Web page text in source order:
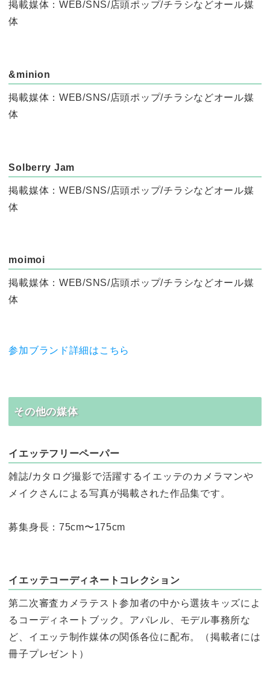
掲載媒体：WEB/SNS/店頭ポップ/チラシなどオール媒
体
&minion
掲載媒体：WEB/SNS/店頭ポップ/チラシなどオール媒
体
Solberry Jam
掲載媒体：WEB/SNS/店頭ポップ/チラシなどオール媒
体
moimoi
掲載媒体：WEB/SNS/店頭ポップ/チラシなどオール媒
体
参加ブランド詳細はこちら
その他の媒体
イエッテフリーペーパー
雑誌/カタログ撮影で活躍するイエッテのカメラマンや
メイクさんによる写真が掲載された作品集です。
募集身長：75cm〜175cm
イエッテコーディネートコレクション
第二次審査カメラテスト参加者の中から選抜キッズによ
るコーディネートブック。アパレル、モデル事務所な
ど、イエッテ制作媒体の関係各位に配布。（掲載者には
冊子プレゼント）